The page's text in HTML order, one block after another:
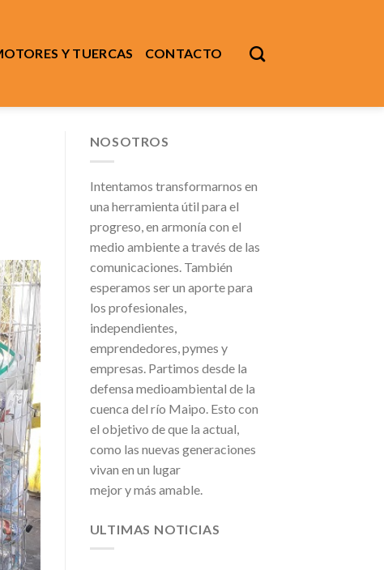
Y TUERCAS CONTACTO
NOSOTROS
Intentamos transformarnos en
una herramienta útil para el
progreso, en armonía con el
medio ambiente a través de las
comunicaciones. También
esperamos ser un aporte para
los profesionales,
independientes,
emprendedores, pymes y
empresas. Partimos desde la
defensa medioambiental de la
cuenca del río Maipo. Esto con
el objetivo de que la actual,
como las nuevas generaciones
vivan en un lugar
mejor y más amable.
ULTIMAS NOTICIAS